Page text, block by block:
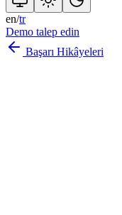
en/tr
Demo talep edin
Başarı Hikâyeleri